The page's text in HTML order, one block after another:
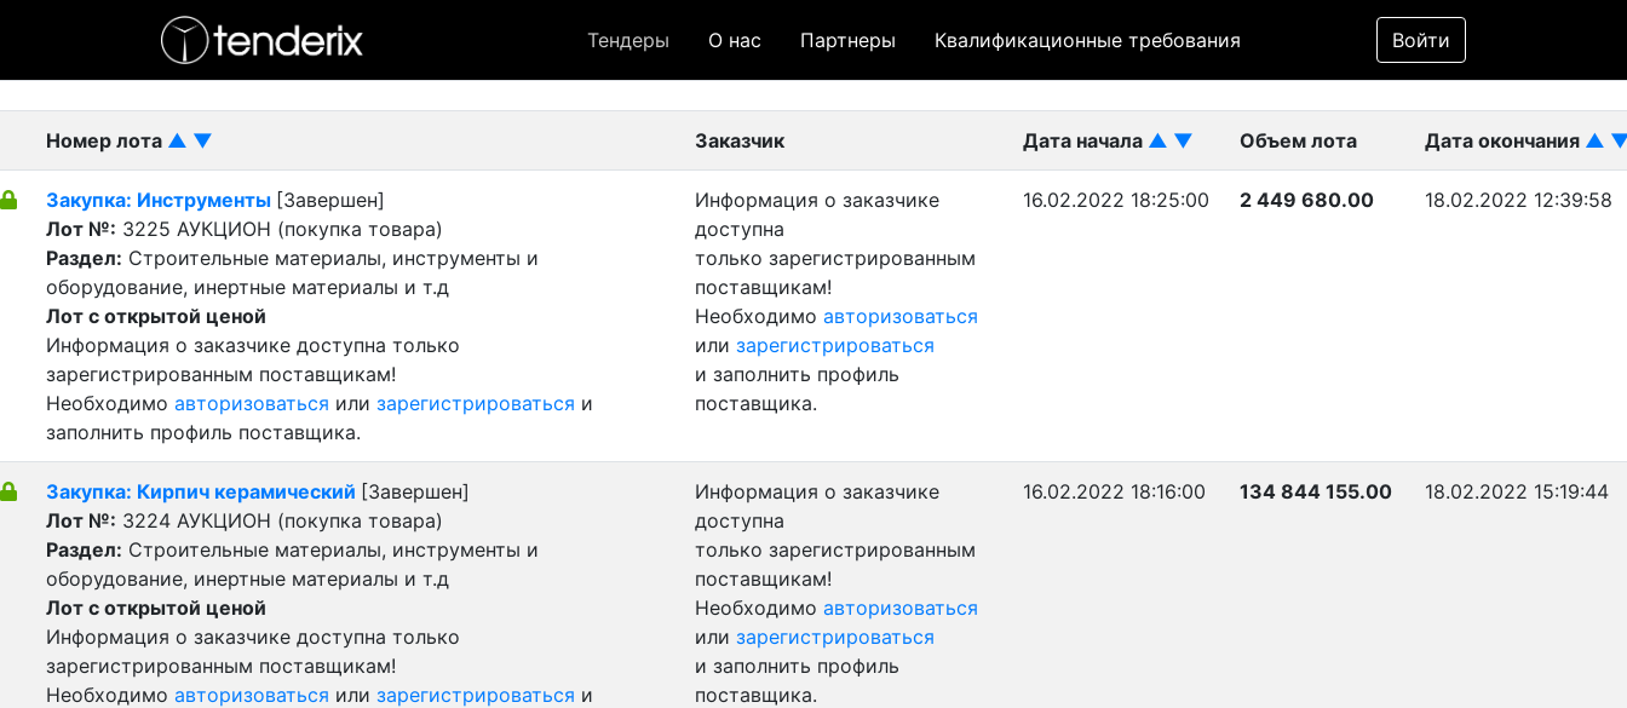
Тендеры О нас Партнеры Квалификационные требования Войти
Фильтр
- Завершенный лот
Номер лота ▲ ▼ Заказчик Дата начала ▲ ▼ Объем лота Дата окончания ▲
Закупка: Инструменты [Завершен]
Лот №: 3225 АУКЦИОН (покупка товара)
Раздел: Строительные материалы, инструменты и
оборудование, инертные материалы и т.д
Лот с открытой ценой
Информация о заказчике доступна только
зарегистрированным поставщикам!
Необходимо авторизоваться или зарегистрироваться и
заполнить профиль поставщика.
Информация о заказчике
доступна
только зарегистрированным
поставщикам!
Необходимо авторизоваться
или зарегистрироваться
и заполнить профиль
поставщика.
16.02.2022 18:25:00 2 449 680.00 18.02.2022 12:39:58
Закупка: Кирпич керамический [Завершен]
Лот №: 3224 АУКЦИОН (покупка товара)
Раздел: Строительные материалы, инструменты и
оборудование, инертные материалы и т.д
Лот с открытой ценой
Информация о заказчике доступна только
зарегистрированным поставщикам!
Необходимо авторизоваться или зарегистрироваться и
Информация о заказчике
доступна
только зарегистрированным
поставщикам!
Необходимо авторизоваться
или зарегистрироваться
и заполнить профиль
поставщика.
16.02.2022 18:16:00 134 844 155.00 18.02.2022 15:19:44